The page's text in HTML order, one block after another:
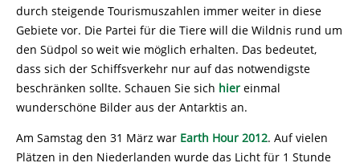
durch steigende Tourismuszahlen immer weiter in diese
Gebiete vor. Die Partei für die Tiere will die Wildnis rund um
den Südpol so weit wie möglich erhalten. Das bedeutet,
dass sich der Schiffsverkehr nur auf das notwendigste
beschränken sollte. Schauen Sie sich hier einmal
wunderschöne Bilder aus der Antarktis an.
Am Samstag den 31 März war Earth Hour 2012. Auf vielen
Plätzen in den Niederlanden wurde das Licht für 1 Stunde